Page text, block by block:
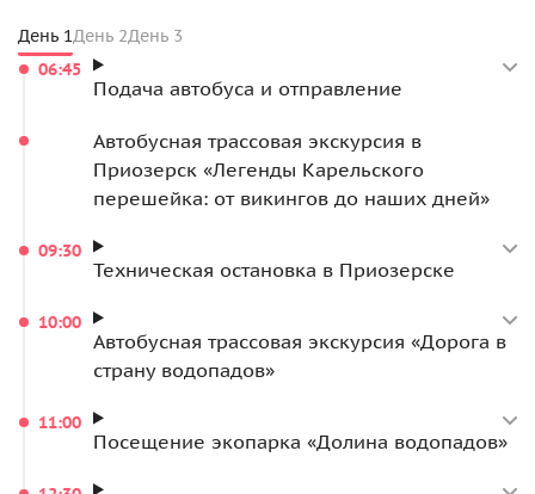
День 1 День 2День 3
06:45
Подача автобуса и отправление
Автобусная трассовая экскурсия в
Приозерск «Легенды Карельского
перешейка: от викингов до наших дней»
09:30
Техническая остановка в Приозерске
10:00
Автобусная трассовая экскурсия «Дорога в
страну водопадов»
11:00
Посещение экопарка «Долина водопадов»